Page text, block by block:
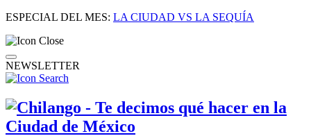
ESPECIAL DEL MES: LA CIUDAD VS LA SEQUÍA
NEWSLETTER